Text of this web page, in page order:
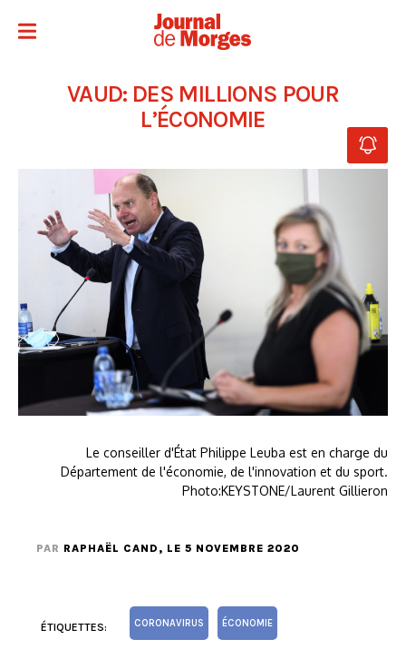
VAUD: DES MILLIONS POUR
L’ÉCONOMIE
Le conseiller d'État Philippe Leuba est en charge du
Département de l'économie, de l'innovation et du sport.
Photo:KEYSTONE/Laurent Gillieron
PAR RAPHAËL CAND , LE 5 NOVEMBRE 2020
ÉTIQUETTES: CORONAVIRUS ÉCONOMIE